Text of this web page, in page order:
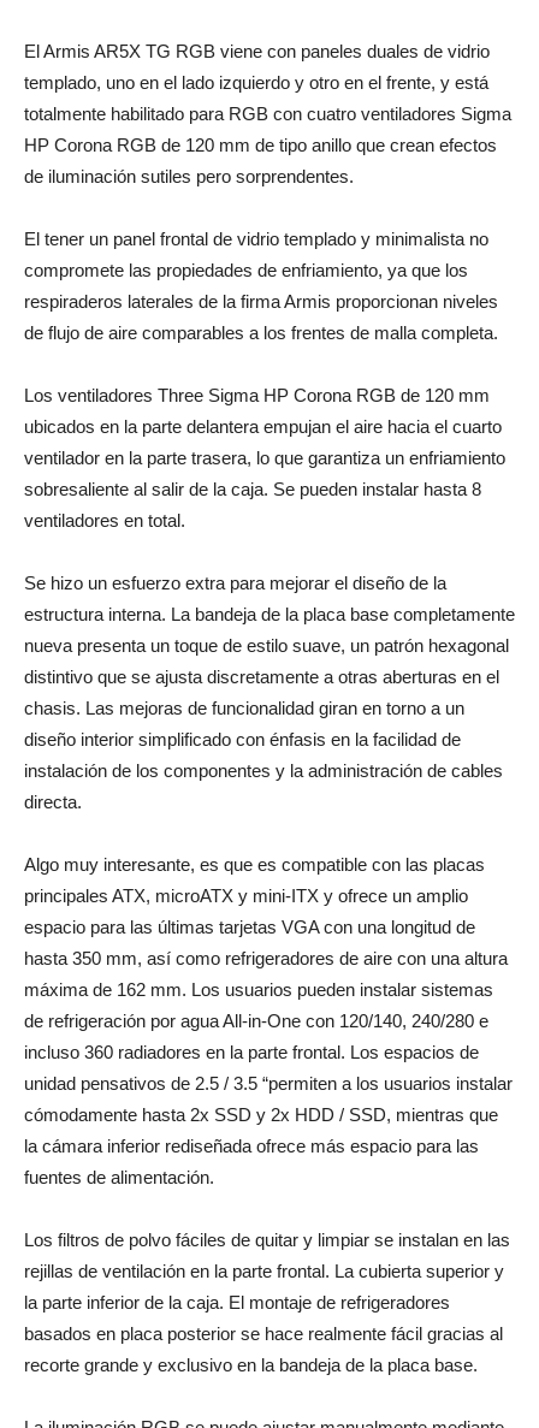
El Armis AR5X TG RGB viene con paneles duales de vidrio
templado, uno en el lado izquierdo y otro en el frente, y está
totalmente habilitado para RGB con cuatro ventiladores Sigma
HP Corona RGB de 120 mm de tipo anillo que crean efectos
de iluminación sutiles pero sorprendentes.
El tener un panel frontal de vidrio templado y minimalista no
compromete las propiedades de enfriamiento, ya que los
respiraderos laterales de la firma Armis proporcionan niveles
de flujo de aire comparables a los frentes de malla completa.
Los ventiladores Three Sigma HP Corona RGB de 120 mm
ubicados en la parte delantera empujan el aire hacia el cuarto
ventilador en la parte trasera, lo que garantiza un enfriamiento
sobresaliente al salir de la caja. Se pueden instalar hasta 8
ventiladores en total.
Se hizo un esfuerzo extra para mejorar el diseño de la
estructura interna. La bandeja de la placa base completamente
nueva presenta un toque de estilo suave, un patrón hexagonal
distintivo que se ajusta discretamente a otras aberturas en el
chasis. Las mejoras de funcionalidad giran en torno a un
diseño interior simplificado con énfasis en la facilidad de
instalación de los componentes y la administración de cables
directa.
Algo muy interesante, es que es compatible con las placas
principales ATX, microATX y mini-ITX y ofrece un amplio
espacio para las últimas tarjetas VGA con una longitud de
hasta 350 mm, así como refrigeradores de aire con una altura
máxima de 162 mm. Los usuarios pueden instalar sistemas
de refrigeración por agua All-in-One con 120/140, 240/280 e
incluso 360 radiadores en la parte frontal. Los espacios de
unidad pensativos de 2.5 / 3.5 “permiten a los usuarios instalar
cómodamente hasta 2x SSD y 2x HDD / SSD, mientras que
la cámara inferior rediseñada ofrece más espacio para las
fuentes de alimentación.
Los filtros de polvo fáciles de quitar y limpiar se instalan en las
rejillas de ventilación en la parte frontal. La cubierta superior y
la parte inferior de la caja. El montaje de refrigeradores
basados ​​en placa posterior se hace realmente fácil gracias al
recorte grande y exclusivo en la bandeja de la placa base.